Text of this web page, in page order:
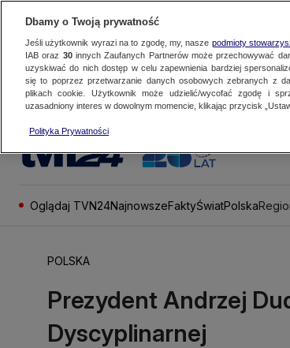
Oglądaj TVN24NajnowszeFaktyŚwiatPolska
POLSKA
Prezydent Andrzej
Dyscyplinarnej
Dbamy o Twoją prywatność
Jeśli użytkownik wyrazi na to zgodę, my, nasze podmioty
IAB oraz 30innych Zaufanych Partnerów może przechowywać
uzyskiwać do nich dostęp w celu zapewnienia bardziej
się to poprzez przetwarzanie danych osobowych zebranych z
plikach cookie. Użytkownik może udzielić/wycofać zgodę i
uzasadniony interes w dowolnym momencie, klikając przycisk
Polityka Prywatności